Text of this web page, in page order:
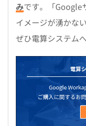
みです。「Google
イメージが湧かな
ぜひ電算システム